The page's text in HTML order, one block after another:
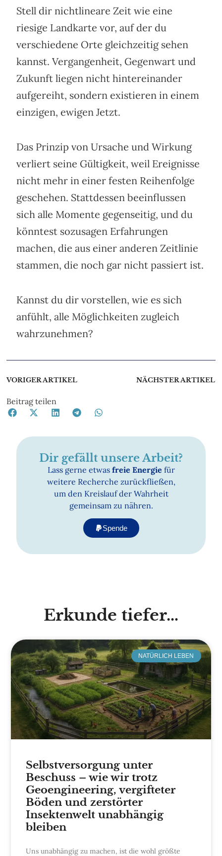
Stell dir nichtlineare Zeit wie eine
riesige Landkarte vor, auf der du
verschiedene Orte gleichzeitig sehen
kannst. Vergangenheit, Gegenwart und
Zukunft liegen nicht hintereinander
aufgereiht, sondern existieren in einem
einzigen, ewigen Jetzt.
Das Prinzip von Ursache und Wirkung
verliert seine Gültigkeit, weil Ereignisse
nicht mehr in einer festen Reihenfolge
geschehen. Stattdessen beeinflussen
sich alle Momente gegenseitig, und du
könntest sozusagen Erfahrungen
machen, die aus einer anderen Zeitlinie
stammen, die noch gar nicht passiert ist.
Kannst du dir vorstellen, wie es sich
anfühlt, alle Möglichkeiten zugleich
wahrzunehmen?
VORIGER ARTIKEL NÄCHSTER ARTIKEL
Beitrag teilen
Dir gefällt unsere Arbeit?
Lass gerne etwas freie Energie für
weitere Recherche zurückfließen,
um den Kreislauf der Wahrheit
gemeinsam zu nähren.
Spende
Erkunde tiefer…
NATÜRLICH LEBEN
Selbstversorgung unter
Beschuss – wie wir trotz
Geoengineering, vergifteter
Böden und zerstörter
Insektenwelt unabhängig
bleiben
Uns unabhängig zu machen, ist die wohl größte